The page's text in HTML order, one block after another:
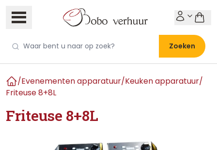
Zoeken
Home
/Evenementen apparatuur/Keuken apparatuur/
Friteuse 8+8L
Friteuse 8+8L